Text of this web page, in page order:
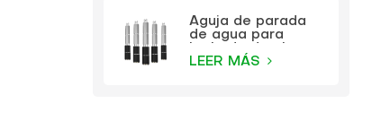
Aguja de parada
de agua para
presión KEZU
LEER MÁS